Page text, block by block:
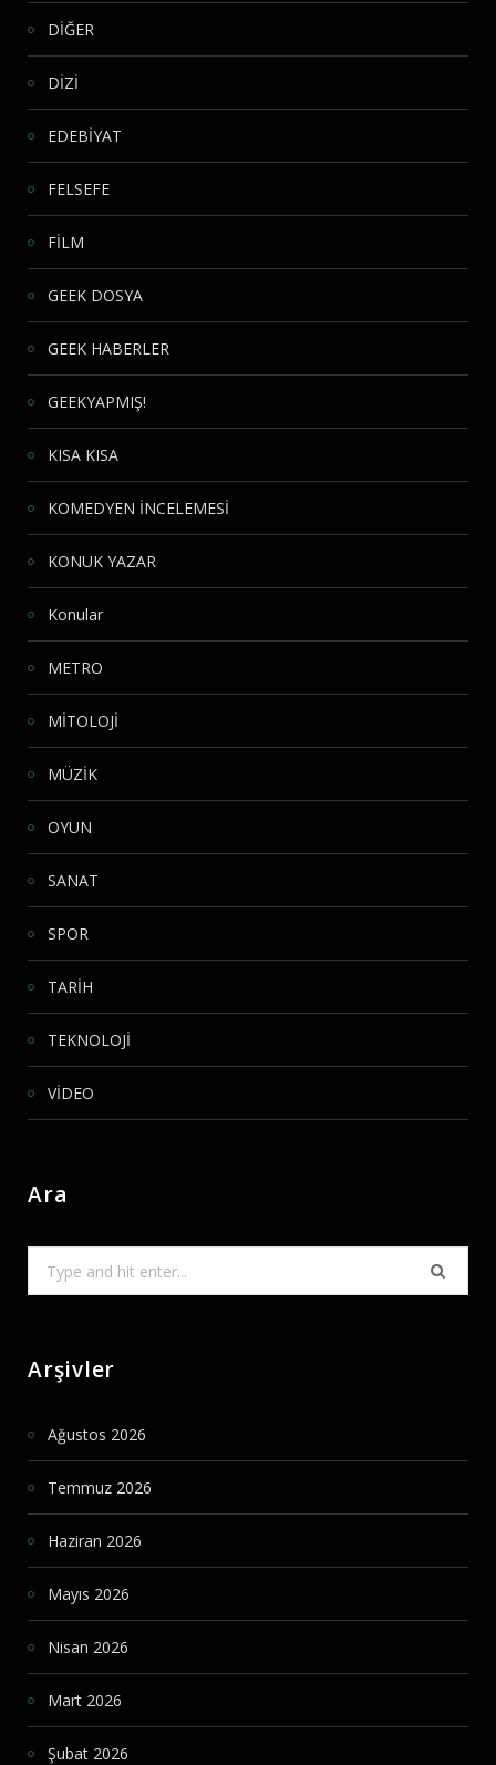
DİĞER
DİZİ
EDEBİYAT
FELSEFE
FİLM
GEEK DOSYA
GEEK HABERLER
GEEKYAPMIŞ!
KISA KISA
KOMEDYEN İNCELEMESİ
KONUK YAZAR
Konular
METRO
MİTOLOJİ
MÜZİK
OYUN
SANAT
SPOR
TARİH
TEKNOLOJİ
VİDEO
Ara
Arşivler
Ağustos 2026
Temmuz 2026
Haziran 2026
Mayıs 2026
Nisan 2026
Mart 2026
Şubat 2026